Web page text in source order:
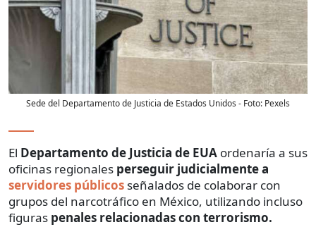
Sede del Departamento de Justicia de Estados Unidos - Foto: Pexels
El Departamento de Justicia de EUA ordenaría a sus
oficinas regionales perseguir judicialmente a
servidores públicos señalados de colaborar con
grupos del narcotráfico en México, utilizando incluso
figuras penales relacionadas con terrorismo.